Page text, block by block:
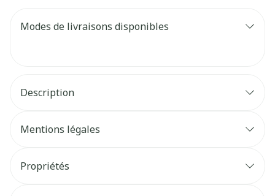
Modes de livraisons disponibles
Description
Mentions légales
Propriétés